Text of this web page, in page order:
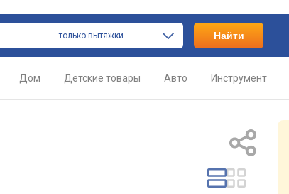
только вытяжки Найти
Дом Детские товары Авто Инструмент